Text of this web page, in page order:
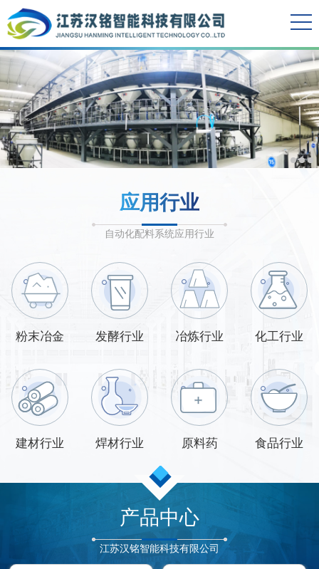
应用行业
自动化配料系统应用行业
粉末冶金 发酵行业 冶炼行业 化工行业
建材行业 焊材行业 原料药 食品行业
产品中心
江苏汉铭智能科技有限公司